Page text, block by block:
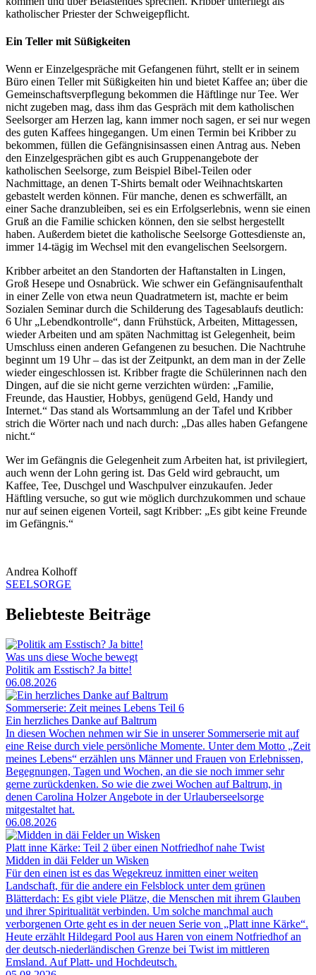
katholischer Priester der Schweigepflicht.
Ein Teller mit Süßigkeiten
Wenn er Einzelgespräche mit Gefangenen führt, stellt er in seinem
Büro einen Teller mit Süßigkeiten hin und bietet Kaffee an; über die
Gemeinschaftsverpflegung bekommen die Häftlinge nur Tee. Wer
nicht zugeben mag, dass ihm das Gespräch mit dem katholischen
Seelsorger am Herzen lag, kann immer noch sagen, er sei nur wegen
des guten Kaffees hingegangen. Um einen Termin bei Kribber zu
bekommen, füllen die Gefängnisinsassen einen Antrag aus. Neben
den Einzelgesprächen gibt es auch Gruppenangebote der
katholischen Seelsorge, zum Beispiel Bibel-Teilen oder
Nachmittage, an denen T-Shirts bemalt oder Weihnachtskarten
gebastelt werden können. Für manche, denen es schwerfällt, an
einer Sache dranzubleiben, sei es ein Erfolgserlebnis, wenn sie einen
Gruß an die Familie schicken können, den sie selbst hergestellt
haben. Außerdem bietet die katholische Seelsorge Gottesdienste an,
immer 14-tägig im Wechsel mit den evangelischen Seelsorgern.
Kribber arbeitet an den Standorten der Haftanstalten in Lingen,
Groß Hesepe und Osnabrück. Wie schwer ein Gefängnisaufenthalt
in einer Zelle von etwa neun Quadratmetern ist, machte er beim
Sozialen Seminar durch die Schilderung des Tagesablaufs deutlich:
6 Uhr „Lebendkontrolle“, dann Frühstück, Arbeiten, Mittagessen,
wieder Arbeiten und am späten Nachmittag ist Gelegenheit, beim
Umschluss einen anderen Gefangenen zu besuchen. Die Nachtruhe
beginnt um 19 Uhr – das ist der Zeitpunkt, an dem man in der Zelle
wieder eingeschlossen ist. Kribber fragte die Schülerinnen nach den
Dingen, auf die sie nicht gerne verzichten würden: „Familie,
Freunde, das Haustier, Hobbys, genügend Geld, Handy und
Internet.“ Das stand als Wortsammlung an der Tafel und Kribber
strich die Wörter nach und nach durch: „Das alles haben Gefangene
nicht.“
Wer im Gefängnis die Gelegenheit zum Arbeiten hat, ist privilegiert,
auch wenn der Lohn gering ist. Das Geld wird gebraucht, um
Kaffee, Tee, Duschgel und Waschpulver einzukaufen. Jeder
Häftling versuche, so gut wie möglich durchzukommen und schaue
nur auf seinen eigenen Vorteil, sagt Kribber: „Es gibt keine Freunde
im Gefängnis.“
Andrea Kolhoff
SEELSORGE
Beliebteste Beiträge
Was uns diese Woche bewegt
Politik am Esstisch? Ja bitte!
06.08.2026
Sommerserie: Zeit meines Lebens Teil 6
Ein herzliches Danke auf Baltrum
In diesen Wochen nehmen wir Sie in unserer Sommerserie mit auf
eine Reise durch viele persönliche Momente. Unter dem Motto „Zeit
meines Lebens“ erzählen uns Männer und Frauen von Erlebnissen,
Begegnungen, Tagen und Wochen, an die sie noch immer sehr
gerne zurückdenken. So wie die zwei Wochen auf Baltrum, in
denen Carolina Holzer Angebote in der Urlauberseelsorge
mitgestaltet hat.
06.08.2026
Platt inne Kärke: Teil 2 über einen Notfriedhof nahe Twist
Midden in däi Felder un Wisken
Für den einen ist es das Wegekreuz inmitten einer weiten
Landschaft, für die andere ein Felsblock unter dem grünen
Blätterdach: Es gibt viele Plätze, die Menschen mit ihrem Glauben
und ihrer Spiritualität verbinden. Um solche manchmal auch
verborgenen Orte geht es in der neuen Serie von „Platt inne Kärke“.
Heute erzählt Hildegard Pool aus Haren von einem Notfriedhof an
der deutsch-niederländischen Grenze bei Twist im mittleren
Emsland. Auf Platt- und Hochdeutsch.